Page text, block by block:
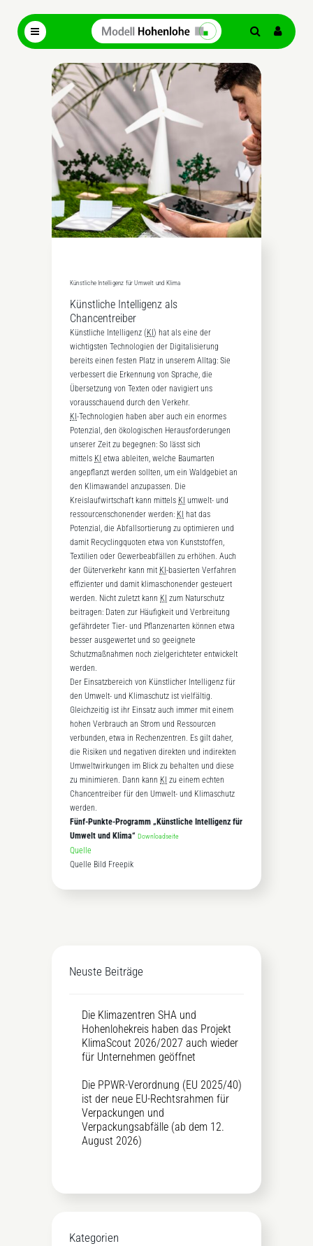
Künstliche Intelligenz für Umwelt und Klima
Künstliche Intelligenz als
Chancentreiber
Künstliche Intelligenz (KI ) hat als eine der
wichtigsten Technologien der Digitalisierung
bereits einen festen Platz in unserem Alltag: Sie
verbessert die Erkennung von Sprache, die
Übersetzung von Texten oder navigiert uns
vorausschauend durch den Verkehr.
KI -Technologien haben aber auch ein enormes
Potenzial, den ökologischen Herausforderungen
unserer Zeit zu begegnen: So lässt sich
mittels KI etwa ableiten, welche Baumarten
angepflanzt werden sollten, um ein Waldgebiet an
den Klimawandel anzupassen. Die
Kreislaufwirtschaft kann mittels KI umwelt- und
ressourcenschonender werden: KI hat das
Potenzial, die Abfallsortierung zu optimieren und
damit Recyclingquoten etwa von Kunststoffen,
Textilien oder Gewerbeabfällen zu erhöhen. Auch
der Güterverkehr kann mit KI -basierten Verfahren
effizienter und damit klimaschonender gesteuert
werden. Nicht zuletzt kann KI zum Naturschutz
beitragen: Daten zur Häufigkeit und Verbreitung
gefährdeter Tier- und Pflanzenarten können etwa
besser ausgewertet und so geeignete
Schutzmaßnahmen noch zielgerichteter entwickelt
werden.
Der Einsatzbereich von Künstlicher Intelligenz für
den Umwelt- und Klimaschutz ist vielfältig.
Gleichzeitig ist ihr Einsatz auch immer mit einem
hohen Verbrauch an Strom und Ressourcen
verbunden, etwa in Rechenzentren. Es gilt daher,
die Risiken und negativen direkten und indirekten
Umweltwirkungen im Blick zu behalten und diese
zu minimieren. Dann kann KI zu einem echten
Chancentreiber für den Umwelt- und Klimaschutz
werden.
Fünf-Punkte-Programm „Künstliche Intelligenz für
Umwelt und Klima“ Downloadseite
Quelle
Quelle Bild Freepik
Neuste Beiträge
Die Klimazentren SHA und
Hohenlohekreis haben das Projekt
KlimaScout 2026/2027 auch wieder
für Unternehmen geöffnet
Die PPWR-Verordnung (EU 2025/40)
ist der neue EU-Rechtsrahmen für
Verpackungen und
Verpackungsabfälle (ab dem 12.
August 2026)
Kategorien